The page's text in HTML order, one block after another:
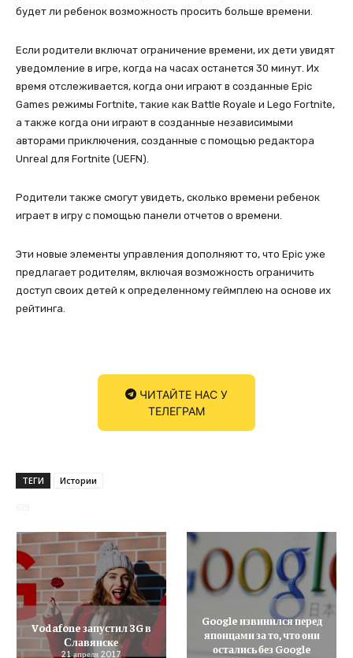
будет ли ребенок возможность просить больше времени.
Если родители включат ограничение времени, их дети увидят
уведомление в игре, когда на часах останется 30 минут. Их
время отслеживается, когда они играют в созданные Epic
Games режимы Fortnite, такие как Battle Royale и Lego Fortnite,
а также когда они играют в созданные независимыми
авторами приключения, созданные с помощью редактора
Unreal для Fortnite (UEFN).
Родители также смогут увидеть, сколько времени ребенок
играет в игру с помощью панели отчетов о времени.
Эти новые элементы управления дополняют то, что Epic уже
предлагает родителям, включая возможность ограничить
доступ своих детей к определенному геймплею на основе их
рейтинга.
ЧИТАЙТЕ НАС У
ТЕЛЕГРАМ
ТЕГИ Истории
Vodafone запустил 3G в
Славянске
21 апреля 2017
Google извинился перед
японцами за то, что они
остались без Google